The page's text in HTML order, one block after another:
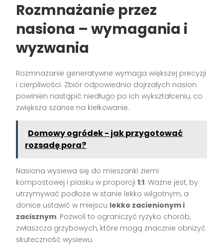
Rozmnażanie przez
nasiona – wymagania i
wyzwania
Rozmnażanie generatywne wymaga większej precyzji
i cierpliwości. Zbiór odpowiednio dojrzałych nasion
powinien nastąpić niedługo po ich wykształceniu, co
zwiększa szanse na kiełkowanie.
Domowy ogródek - jak przygotować
rozsadę pora?
Nasiona wysiewa się do mieszanki ziemi
kompostowej i piasku w proporcji1:1. Ważne jest, by
utrzymywać podłoże w stanie lekko wilgotnym, a
donice ustawić w miejscu lekko zacienionym i
zacisznym. Pozwoli to ograniczyć ryzyko chorób,
zwłaszcza grzybowych, które mogą znacznie obniżyć
skuteczność wysiewu.